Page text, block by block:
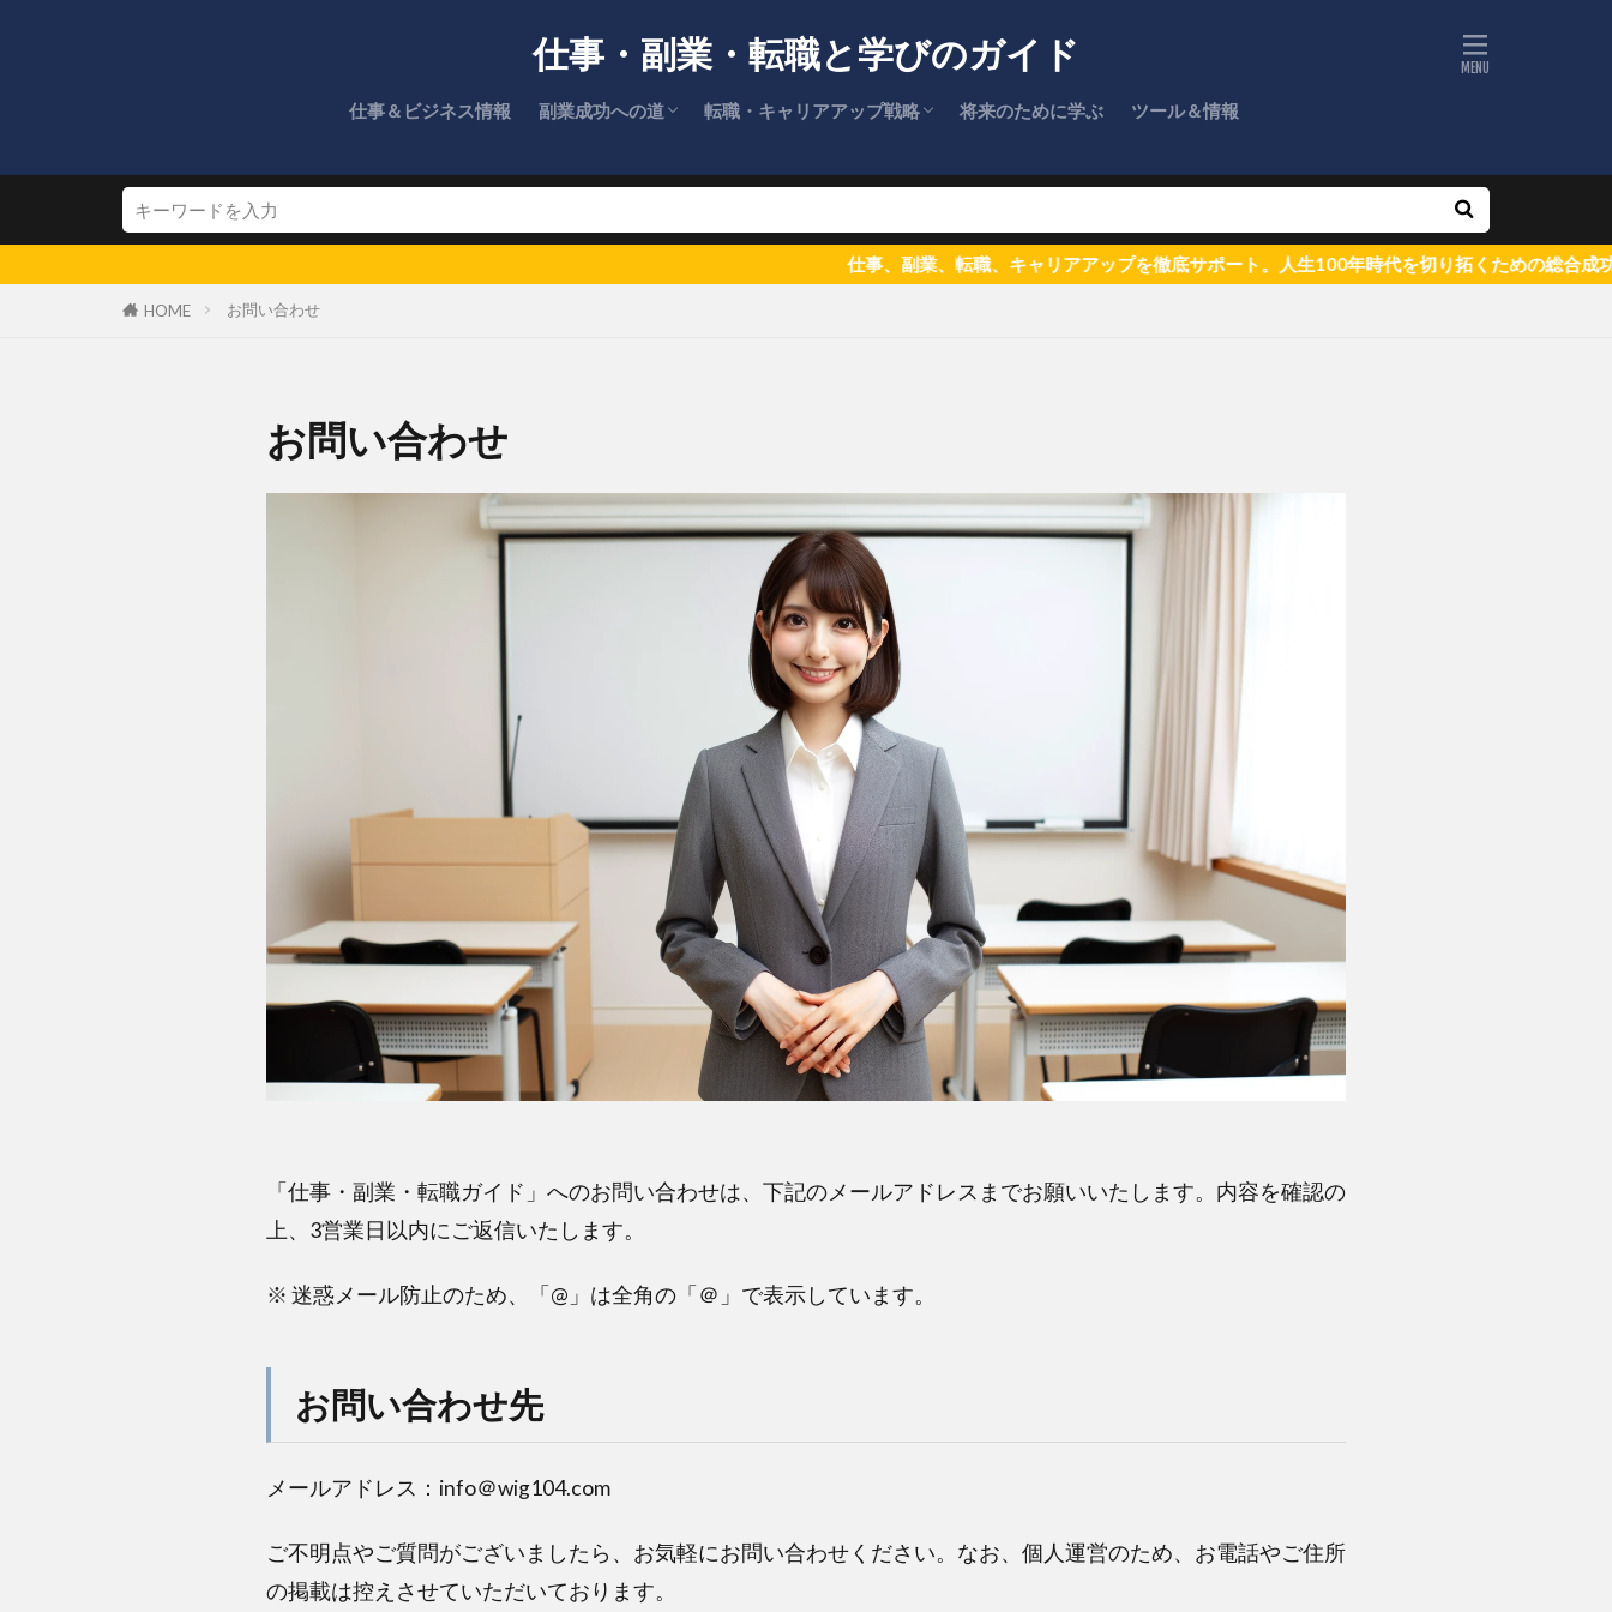
仕事・副業・転職と学びのガイド
仕事＆ビジネス情報 副業成功への道 転職・キャリアアップ戦略 将来のために学ぶ ツール＆情報
仕事、副業、転職、キャリアアップを徹底サポート。人生100年時代を切り拓くための総合成功ガイ
HOME お問い合わせ
お問い合わせ
「仕事・副業・転職ガイド」へのお問い合わせは、下記のメールアドレスまでお願いいたします。内容を確認の
上、3営業日以内にご返信いたします。
※ 迷惑メール防止のため、「@」は全角の「＠」で表示しています。
お問い合わせ先
メールアドレス：info＠wig104.com
ご不明点やご質問がございましたら、お気軽にお問い合わせください。なお、個人運営のため、お電話やご住所
の掲載は控えさせていただいております。